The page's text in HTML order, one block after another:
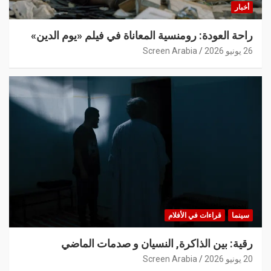
أخبار
راحة العودة: رومنسية المعاناة في فيلم «يوم الدين»
26 يونيو 2026 Screen Arabia
سينما قراءات في الأفلام
رقية: بين الذاكرة, النسيان و صدمات الماضي
20 يونيو 2026 Screen Arabia